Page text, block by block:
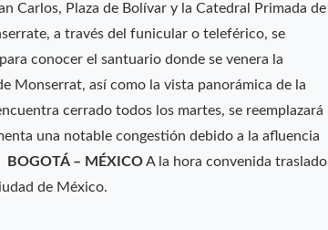
Carlos, Plaza de Bolívar y la Catedral Primada de
a través del funicular o teleférico, se
conocer el santuario donde se venera la
Monserrat, así como la vista panorámica de la
cerrado todos los martes, se reemplazará
una notable congestión debido a la afluencia
– MÉXICOA la hora convenida traslado
de México.